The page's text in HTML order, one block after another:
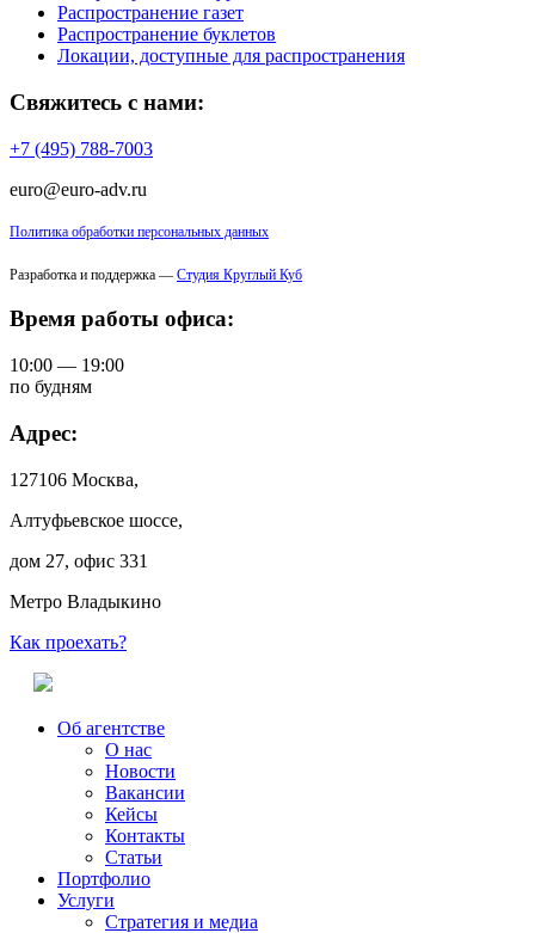
Распространение газет
Распространение буклетов
Локации, доступные для распространения
Свяжитесь с нами:
+7 (495) 788-7003
euro@euro-adv.ru
Политика обработки персональных данных
Разработка и поддержка — Студия Круглый Куб
Время работы офиса:
10:00 — 19:00
по будням
Адрес:
127106 Москва,
Алтуфьевское шоссе,
дом 27, офис 331
Метро Владыкино
Как проехать?
Об агентстве
О нас
Новости
Вакансии
Кейсы
Контакты
Статьи
Портфолио
Услуги
Стратегия и медиа